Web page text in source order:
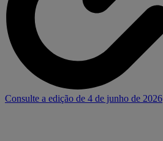
Consulte a edição de 4 de junho de 2026